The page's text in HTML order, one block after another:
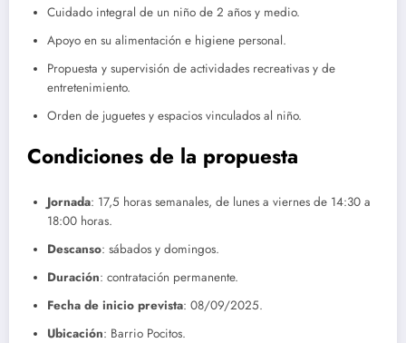
Cuidado integral de un niño de 2 años y medio.
Apoyo en su alimentación e higiene personal.
Propuesta y supervisión de actividades recreativas y de
entretenimiento.
Orden de juguetes y espacios vinculados al niño.
Condiciones de la propuesta
Jornada: 17,5 horas semanales, de lunes a viernes de 14:30 a
18:00 horas.
Descanso: sábados y domingos.
Duración: contratación permanente.
Fecha de inicio prevista: 08/09/2025.
Ubicación: Barrio Pocitos.